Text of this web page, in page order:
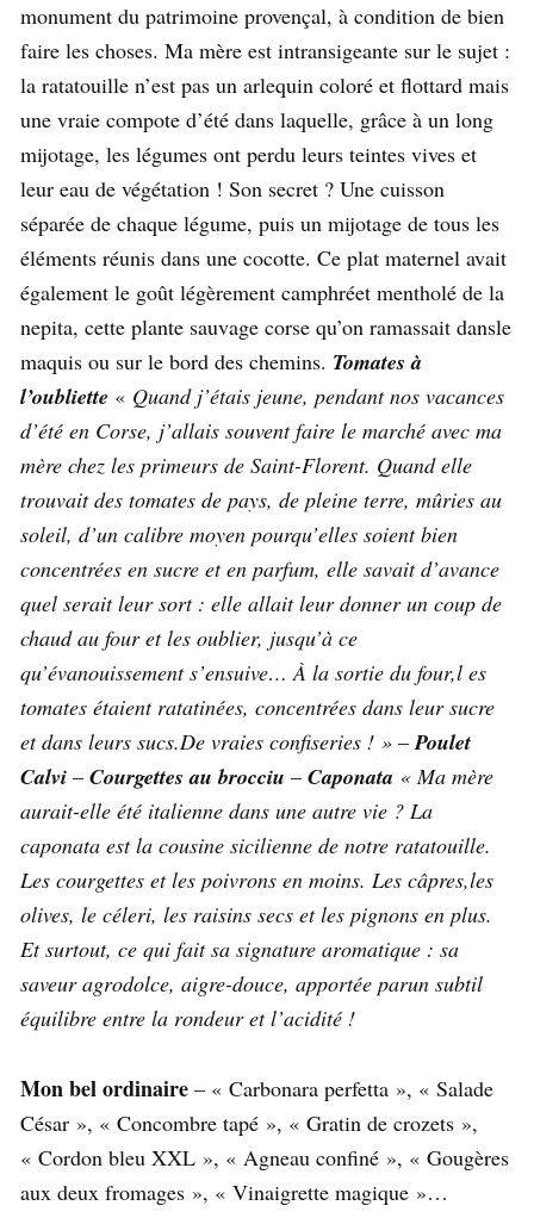
monument du patrimoine provençal, à condition de bien
faire les choses. Ma mère est intransigeante sur le sujet :
la ratatouille n’est pas un arlequin coloré et flottard mais
une vraie compote d’été dans laquelle, grâce à un long
mijotage, les légumes ont perdu leurs teintes vives et
leur eau de végétation ! Son secret ? Une cuisson
séparée de chaque légume, puis un mijotage de tous les
éléments réunis dans une cocotte. Ce plat maternel avait
également le goût légèrement camphréet mentholé de la
nepita, cette plante sauvage corse qu’on ramassait dansle
maquis ou sur le bord des chemins. Tomates à
l’oubliette « Quand j’étais jeune, pendant nos vacances
d’été en Corse, j’allais souvent faire le marché avec ma
mère chez les primeurs de Saint-Florent. Quand elle
trouvait des tomates de pays, de pleine terre, mûries au
soleil, d’un calibre moyen pourqu’elles soient bien
concentrées en sucre et en parfum, elle savait d’avance
quel serait leur sort : elle allait leur donner un coup de
chaud au four et les oublier, jusqu’à ce
qu’évanouissement s’ensuive… À la sortie du four,l es
tomates étaient ratatinées, concentrées dans leur sucre
et dans leurs sucs.De vraies confiseries ! » –Poulet
Calvi – Courgettes au brocciu – Caponata « Ma mère
aurait-elle été italienne dans une autre vie ? La
caponata est la cousine sicilienne de notre ratatouille.
Les courgettes et les poivrons en moins. Les câpres,les
olives, le céleri, les raisins secs et les pignons en plus.
Et surtout, ce qui fait sa signature aromatique : sa
saveur agrodolce, aigre-douce, apportée parun subtil
équilibre entre la rondeur et l’acidité !
Mon bel ordinaire – « Carbonara perfetta », « Salade
César », « Concombre tapé », « Gratin de crozets »,
« Cordon bleu XXL », « Agneau confiné », « Gougères
aux deux fromages », « Vinaigrette magique »…